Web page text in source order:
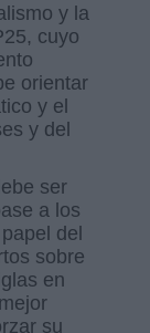
y la
cuyo
orientar
y el
y del
ser
a los
del
sobre
en
su